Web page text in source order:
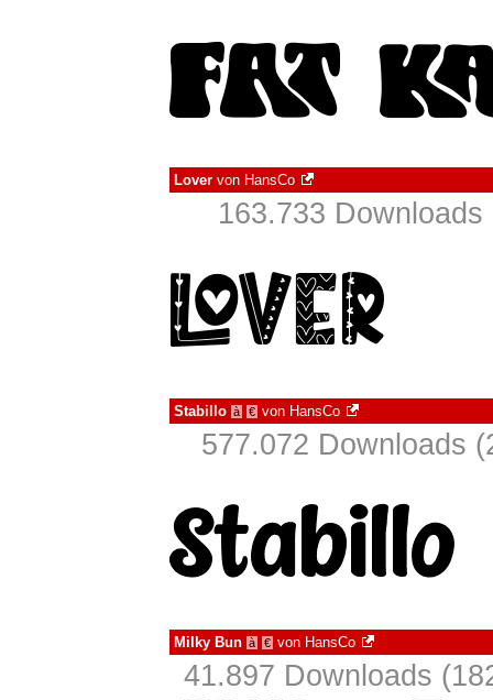
Lover von HansCo
163.733
Stabillo à € von HansCo
577.072 Downloads
Milky Bun à € von HansCo
41.897 Downloads